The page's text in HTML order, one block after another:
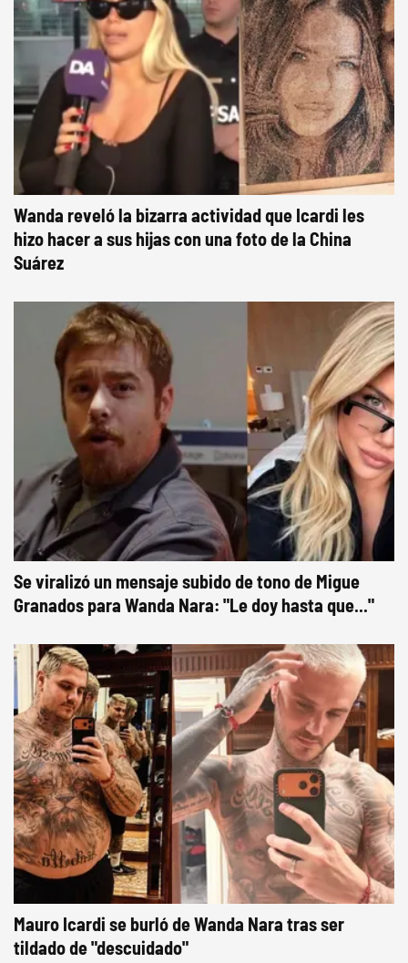
Wanda reveló la bizarra actividad que Icardi les
hizo hacer a sus hijas con una foto de la China
Suárez
Se viralizó un mensaje subido de tono de Migue
Granados para Wanda Nara: "Le doy hasta que..."
Mauro Icardi se burló de Wanda Nara tras ser
tildado de "descuidado"